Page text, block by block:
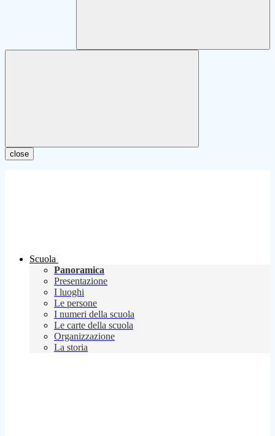
close
Scuola
Panoramica
Presentazione
I luoghi
Le persone
I numeri della scuola
Le carte della scuola
Organizzazione
La storia